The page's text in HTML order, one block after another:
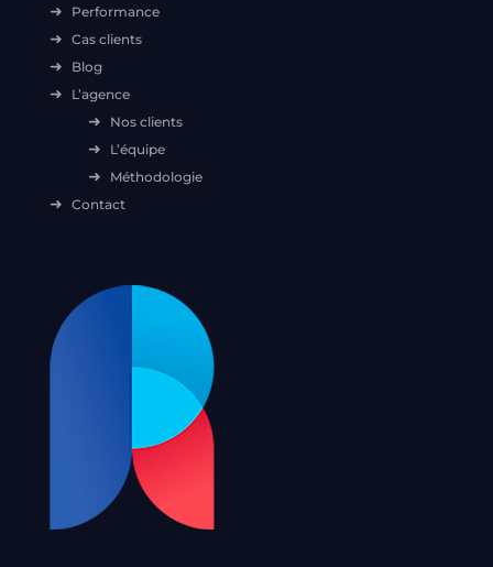
Performance
Cas clients
Blog
L’agence
Nos clients
L’équipe
Méthodologie
Contact